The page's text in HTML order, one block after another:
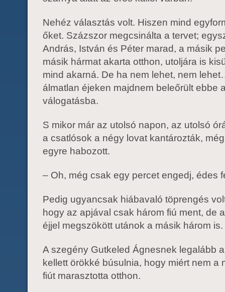
Nehéz választás volt. Hiszen mind
őket. Százszor megcsinálta a tervet;
András, István és Péter marad, a másik
másik hármat akarta otthon, utoljára is
mind akarná. De ha nem lehet, nem
álmatlan éjeken majdnem beleőrült ebbe
válogatásba.
S mikor már az utolsó napon, az utolsó
a csatlósok a négy lovat kantározták,
egyre habozott.
– Oh, még csak egy percet engedj, édes
Pedig ugyancsak hiábavaló töprengés
hogy az apjával csak három fiú ment, de
éjjel megszökött utánok a másik három is.
A szegény Gutkeled Ágnesnek legalább
kellett örökké búsulnia, hogy miért nem a
fiút marasztotta otthon.